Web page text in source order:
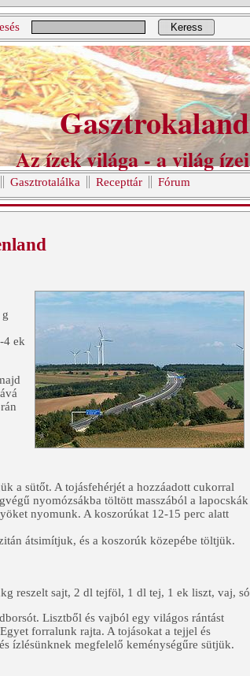
Keress
Gasztrokaland
Az ízek világa - a világ ízei
Gasztrotalálka Recepttár Fórum
4 ek
a sütőt. A tojásfehérjét a hozzáadott cukorral
nyomózsákba töltött masszából a lapocskák
nyomunk. A koszorúkat 12-15 perc alatt
átsimítjuk, és a koszorúk közepébe töltjük.
reszelt sajt, 2 dl tejföl, 1 dl tej, 1 ek liszt, vaj, só
Lisztből és vajból egy világos rántást
forralunk rajta. A tojásokat a tejjel és
ízlésünknek megfelelő keménységűre sütjük.